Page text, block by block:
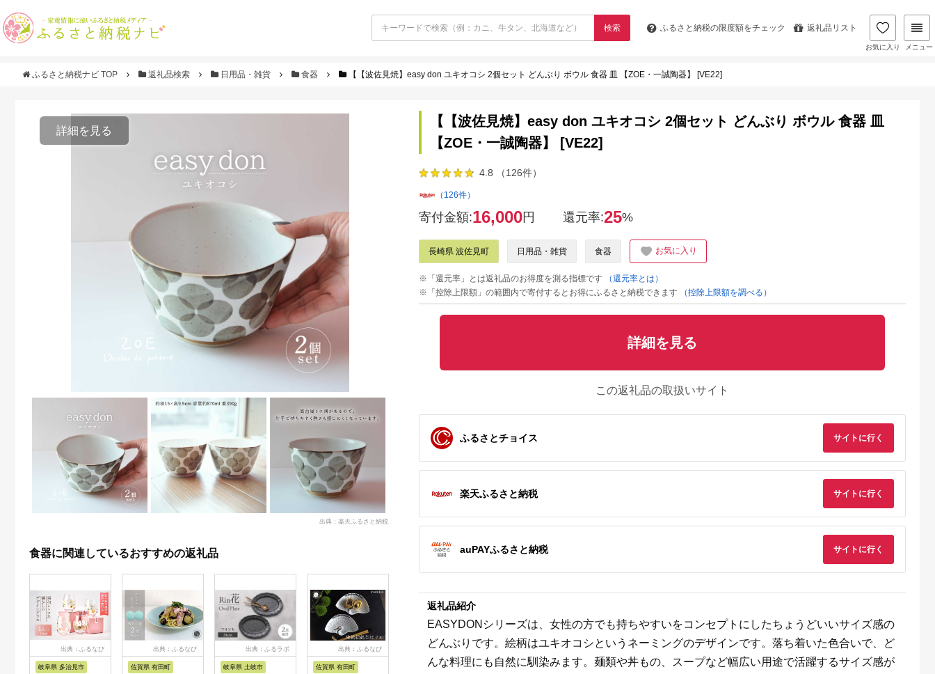
検索 ふるさと納税の限度額をチェック 返礼品リスト
お気に入り メニュー
ふるさと納税ナビ TOP 返礼品検索 日用品・雑貨 食器 【【波佐見焼】easy don ユキオコシ 2個セット どんぶり ボウル 食器 皿 【ZOE・一誠陶器】 [VE22]
詳細を見る
出典：楽天ふるさと納税
食器に関連しているおすすめの返礼品
出典：ふるなび
岐阜県 多治見市
出典：ふるなび
佐賀県 有田町
出典：ふるラボ
岐阜県 土岐市
出典：ふるなび
佐賀県 有田町
出典：ふるなび
長崎県 波佐見町
出典：ふるなび
長崎県 波佐見町
出典：ふるなび
茨城県 龍ケ崎市
出典：ふるなび
新潟県 燕市
出典：ふるさとチョイ
ス
岐阜県 土岐市
愛知県 名古屋市
【【波佐見焼】easy don ユキオコシ 2個セット どんぶり ボウル 食器 皿
【ZOE・一誠陶器】 [VE22]
4.8 （126件）
（126件）
寄付金額:16,000円 還元率:25%
長崎県 波佐見町 日用品・雑貨 食器 お気に入り
※「還元率」とは返礼品のお得度を測る指標です
（還元率とは）
※「控除上限額」の範囲内で寄付するとお得にふるさと納税できます
（控除上限額を調べる）
詳細を見る
この返礼品の取扱いサイト
ふるさとチョイス サイトに行く
楽天ふるさと納税 サイトに行く
auPAYふるさと納税 サイトに行く
返礼品紹介
EASYDONシリーズは、女性の方でも持ちやすいをコンセプトにしたちょうどいいサイズ感の
どんぶりです。絵柄はユキオコシというネーミングのデザインです。落ち着いた色合いで、ど
んな料理にも自然に馴染みます。麺類や丼もの、スープなど幅広い用途で活躍するサイズ感が